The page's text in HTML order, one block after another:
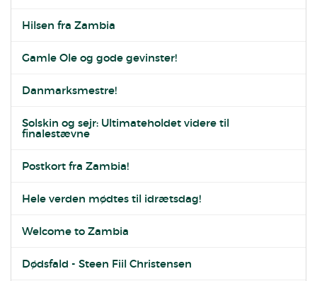
Hilsen fra Zambia
Gamle Ole og gode gevinster!
Danmarksmestre!
Solskin og sejr: Ultimateholdet videre til
finalestævne
Postkort fra Zambia!
Hele verden mødtes til idrætsdag!
Welcome to Zambia
Dødsfald - Steen Fiil Christensen